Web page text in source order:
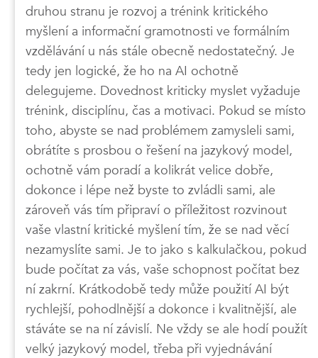
druhou stranu je rozvoj a trénink kritického
myšlení a informační gramotnosti ve formálním
vzdělávání u nás stále obecně nedostatečný. Je
tedy jen logické, že ho na AI ochotně
delegujeme. Dovednost kriticky myslet vyžaduje
trénink, disciplínu, čas a motivaci. Pokud se místo
toho, abyste se nad problémem zamysleli sami,
obrátíte s prosbou o řešení na jazykový model,
ochotně vám poradí a kolikrát velice dobře,
dokonce i lépe než byste to zvládli sami, ale
zároveň vás tím připraví o příležitost rozvinout
vaše vlastní kritické myšlení tím, že se nad věcí
nezamyslíte sami. Je to jako s kalkulačkou, pokud
bude počítat za vás, vaše schopnost počítat bez
ní zakrní. Krátkodobě tedy může použití AI být
rychlejší, pohodlnější a dokonce i kvalitnější, ale
stáváte se na ní závislí. Ne vždy se ale hodí použít
velký jazykový model, třeba při vyjednávání